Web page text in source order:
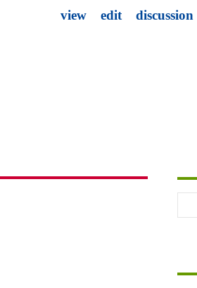
view edit discussion